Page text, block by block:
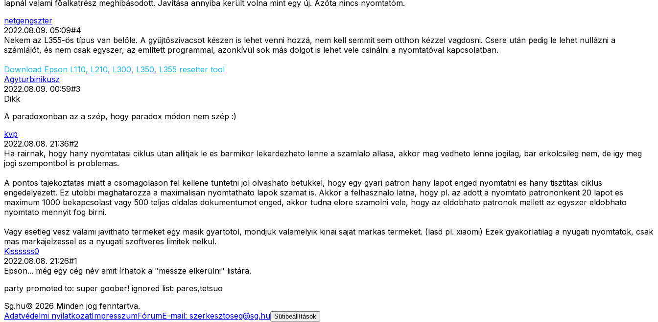
lapnál valami főalkatrész meghibásodott. Javítása annyiba került volna mint egy új. Azóta nincs nyomtatóm.
netgengszter
2022.08.09. 05:09#4
Nekem az L355-ös típus van belőle. A gyűjtőszivacsot készen is lehet venni hozzá, nem kell semmit sem otthon kézzel vagdosni. Csere után pedig le lehet nullázni a
számlálót, és nem csak egyszer, az említett programmal, azonkívül sok más dolgot is lehet vele csinálni a nyomtatóval kapcsolatban.
Download Epson L110, L210, L300, L350, L355 resetter tool
Agyturbinikusz
2022.08.09. 00:59#3
Dikk
A paradoxonban az a szép, hogy paradox módon nem szép :)
kvp
2022.08.08. 21:36#2
Ha rairnak, hogy hany nyomtatasi ciklus utan allitjak le es barmikor lekerdezheto lenne a szamlalo allasa, akkor meg vedheto lenne jogilag, bar erkolcsileg nem, de igy meg
jogi szempontbol is problemas.
A pontos tajekoztatas miatt a csomagolason fel kellene tuntetni jol olvashato betukkel, hogy egy gyari patron hany lapot enged nyomtatni es hany tisztitasi ciklus
engedelyezett. Ez utobbi meghatarozza a maximalisan nyomtathato lapok szamat is. Akkor a felhasznalo latna, hogy pl. az adott a nyomtato patrononkent 20 lapot es
maximum 1000 bekapcsolast vagy 500 teljes oldalas dokumentumot enged, akkor tudna elore szamolni vele, hogy az eldobhato patronok mellett az egyszer eldobhato
nyomtato mennyit fog birni.
Vagy esetleg vesz valami javithato termeket egy masik gyartotol, mondjuk valamelyik kinai sajat markas termeket. (lasd pl. xiaomi) Ezek gyakorlatilag a nyugati nyomtatok, csak
mas markajelzessel es a nyugati szoftveres limitek nelkul.
Kissssss0
2022.08.08. 21:26#1
Epson... még egy cég név amit írhatok a "messze elkerülni" listára.
party promoted to: super goober! ignored list: pares,tetsuo
Sg.hu© 2026 Minden jog fenntartva.
Adatvédelmi nyilatkozatImpresszumFórumE-mail: szerkesztoseg@sg.hu Sütibeállítások